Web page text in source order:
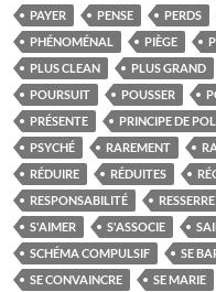
PAYER
PENSE PERDS
PHÉNOMÉNAL
PIÈGE
PLUS CLEAN
PLUS GRAND
POURSUIT
POUSSER
PRÉSENTE
PRINCIPE DE
PSYCHÉ
RAREMENT
RÉDUIRE
RÉDUITES
RESPONSABILITÉ
RESSERRE
S'AIMER
S'ASSOCIE
SCHÉMA COMPULSIF
SE
SE CONVAINCRE
SE MARIE